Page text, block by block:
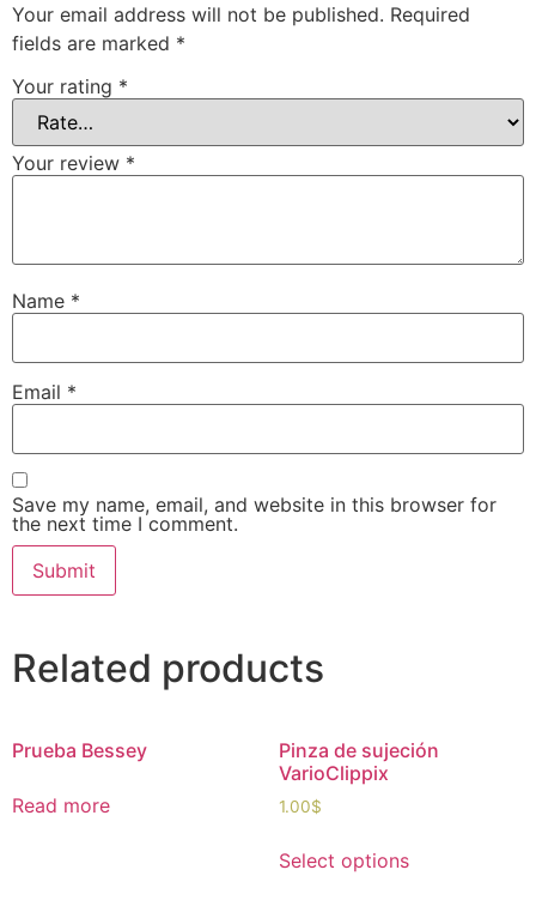
Your email address will not be published. Required
fields are marked *
Your rating *
Your review *
Name *
Email *
Save my name, email, and website in this browser for
the next time I comment.
Related products
Prueba Bessey
Read more
Pinza de sujeción
VarioClippix
1.00$
Select options